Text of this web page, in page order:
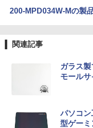
200-MPD034W-Mの製
関連記事
ガラス
モール
パソコン
型ゲーミ